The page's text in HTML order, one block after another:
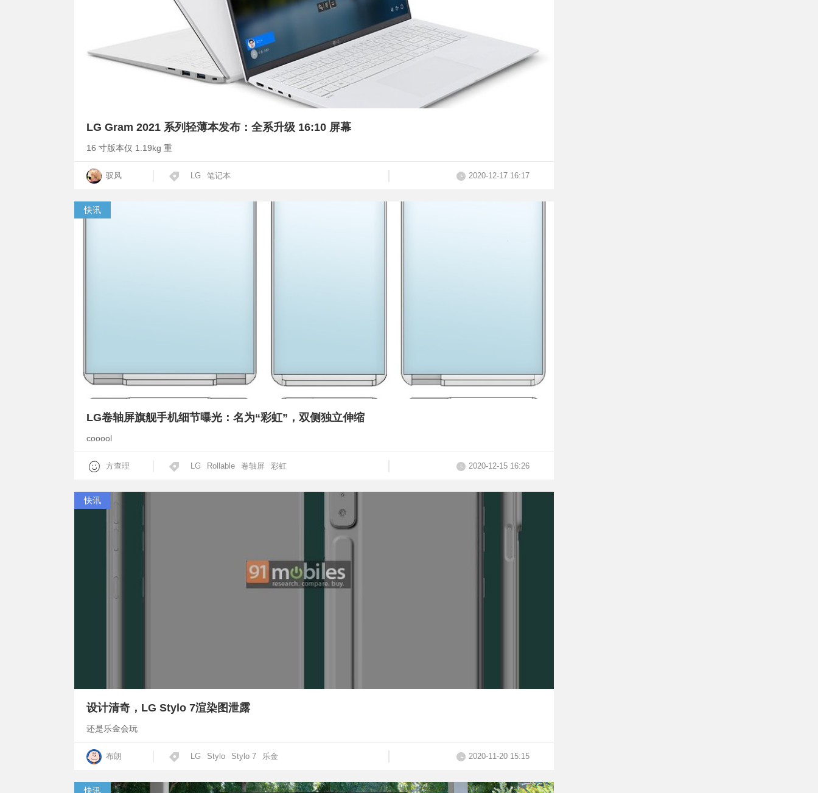
LG Gram 2021 系列轻薄本发布：全系升级 16:10 屏幕
16 寸版本仅 1.19kg 重
驭风 LG 笔记本 2020-12-17 16:17
快讯
LG卷轴屏旗舰手机细节曝光：名为“彩虹”，双侧独立伸缩
cooool
方查理 LG Rollable 卷轴屏 彩虹 2020-12-15 16:26
快讯
设计清奇，LG Stylo 7渲染图泄露
还是乐金会玩
布朗 LG Stylo Stylo 7 乐金 2020-11-20 15:15
快讯